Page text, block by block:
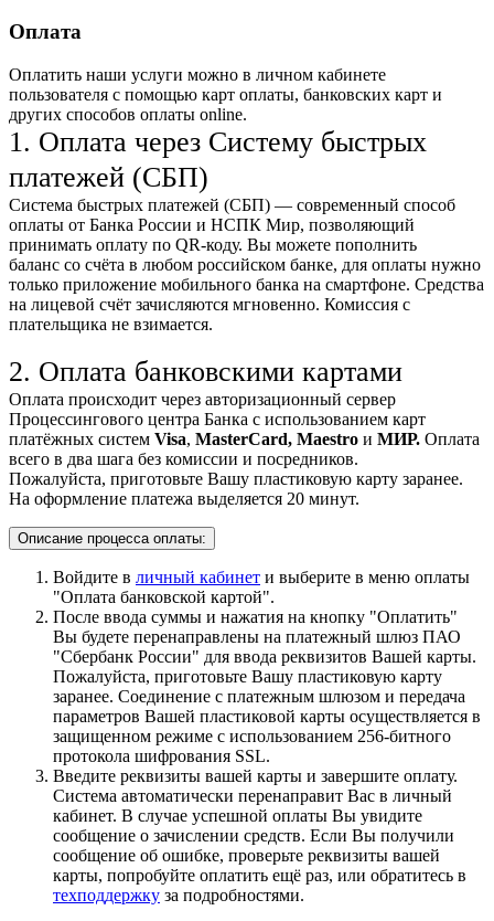
Оплата
Оплатить наши услуги можно в личном кабинете
пользователя с помощью карт оплаты, банковских карт и
других способов оплаты online.
1. Оплата через Систему быстрых
платежей (СБП)
Система быстрых платежей (СБП) — современный способ
оплаты от Банка России и НСПК Мир, позволяющий
принимать оплату по QR-коду. Вы можете пополнить
баланс со счёта в любом российском банке, для оплаты нужно
только приложение мобильного банка на смартфоне. Средства
на лицевой счёт зачисляются мгновенно. Комиссия с
плательщика не взимается.
2. Оплата банковскими картами
Оплата происходит через авторизационный сервер
Процессингового центра Банка с использованием карт
платёжных систем Visa, MasterCard, Maestro и МИР. Оплата
всего в два шага без комиссии и посредников.
Пожалуйста, приготовьте Вашу пластиковую карту заранее.
На оформление платежа выделяется 20 минут.
Описание процесса оплаты:
Войдите в личный кабинет и выберите в меню оплаты
"Оплата банковской картой".
После ввода суммы и нажатия на кнопку "Оплатить"
Вы будете перенаправлены на платежный шлюз ПАО
"Сбербанк России" для ввода реквизитов Вашей карты.
Пожалуйста, приготовьте Вашу пластиковую карту
заранее. Соединение с платежным шлюзом и передача
параметров Вашей пластиковой карты осуществляется в
защищенном режиме с использованием 256-битного
протокола шифрования SSL.
Введите реквизиты вашей карты и завершите оплату.
Система автоматически перенаправит Вас в личный
кабинет. В случае успешной оплаты Вы увидите
сообщение о зачислении средств. Если Вы получили
сообщение об ошибке, проверьте реквизиты вашей
карты, попробуйте оплатить ещё раз, или обратитесь в
техподдержку за подробностями.